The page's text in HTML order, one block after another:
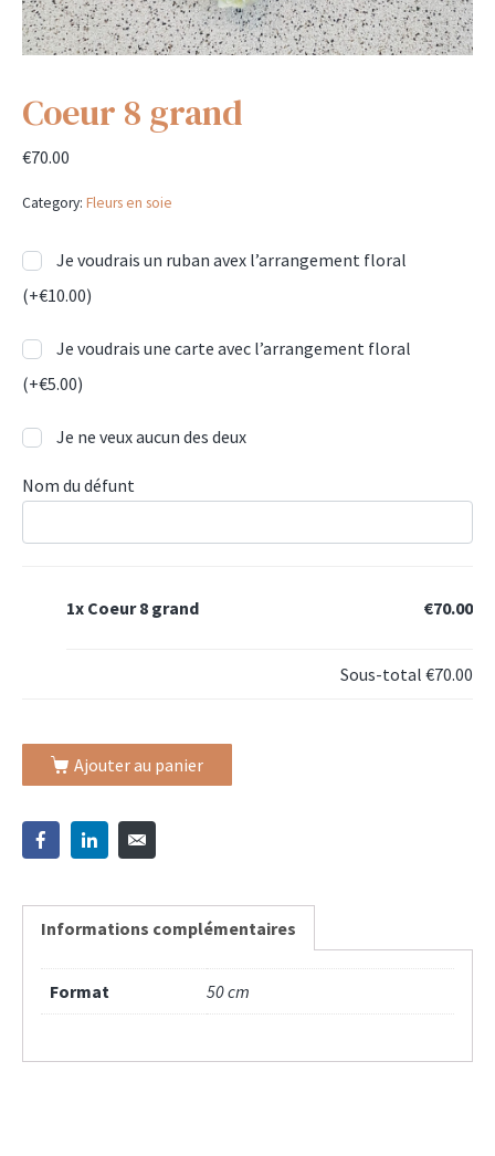
Coeur 8 grand
€70.00
Category: Fleurs en soie
Je voudrais un ruban avex l’arrangement floral
(+€10.00)
Je voudrais une carte avec l’arrangement floral
(+€5.00)
Je ne veux aucun des deux
Nom du défunt
1x Coeur 8 grand €70.00
Sous-total €70.00
Ajouter au panier
Informations complémentaires
Format 50 cm